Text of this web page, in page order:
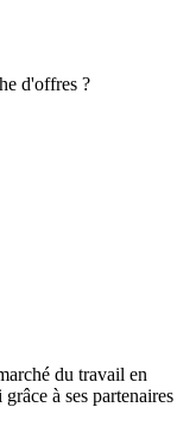
d'offres ?
du travail en
à ses partenaires